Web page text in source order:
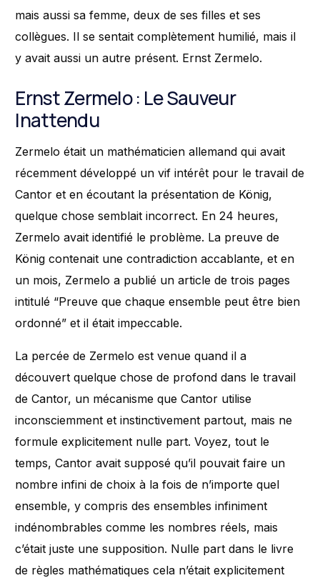
mais aussi sa femme, deux de ses filles et ses
collègues. Il se sentait complètement humilié, mais il
y avait aussi un autre présent. Ernst Zermelo.
Ernst Zermelo : Le Sauveur
Inattendu
Zermelo était un mathématicien allemand qui avait
récemment développé un vif intérêt pour le travail de
Cantor et en écoutant la présentation de König,
quelque chose semblait incorrect. En 24 heures,
Zermelo avait identifié le problème. La preuve de
König contenait une contradiction accablante, et en
un mois, Zermelo a publié un article de trois pages
intitulé “Preuve que chaque ensemble peut être bien
ordonné” et il était impeccable.
La percée de Zermelo est venue quand il a
découvert quelque chose de profond dans le travail
de Cantor, un mécanisme que Cantor utilise
inconsciemment et instinctivement partout, mais ne
formule explicitement nulle part. Voyez, tout le
temps, Cantor avait supposé qu’il pouvait faire un
nombre infini de choix à la fois de n’importe quel
ensemble, y compris des ensembles infiniment
indénombrables comme les nombres réels, mais
c’était juste une supposition. Nulle part dans le livre
de règles mathématiques cela n’était explicitement